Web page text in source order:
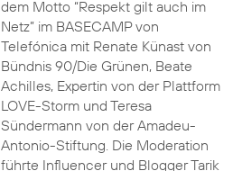
dem Motto “Respekt gilt auch im
Netz” im BASECAMP von
Telefónica mit Renate Künast von
Bündnis 90/Die Grünen, Beate
Achilles, Expertin von der Plattform
LOVE-Storm und Teresa
Sündermann von der Amadeu-
Antonio-Stiftung. Die Moderation
führte Influencer und Blogger Tarik